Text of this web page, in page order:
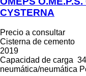
CYSTERNA
Precio a consultar
Cisterna de cemento
2019
Capacidad de carga
neumática/neumática